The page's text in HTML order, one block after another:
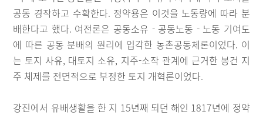
공동 경작하고 수확한다. 정약용은 이것을 노동량에 따라 분
배한다고 했다. 여전론은 공동소유 - 공동노동 - 노동 기여도
에 따른 공동 분배의 원리에 입각한 농촌공동체론이었다. 이
는 토지 사유, 대토지 소유, 지주-소작 관계에 근거한 봉건 지
주 체제를 전면적으로 부정한 토지 개혁론이었다.
강진에서 유배생활을 한 지 15년째 되던 해인 1817년에 정약